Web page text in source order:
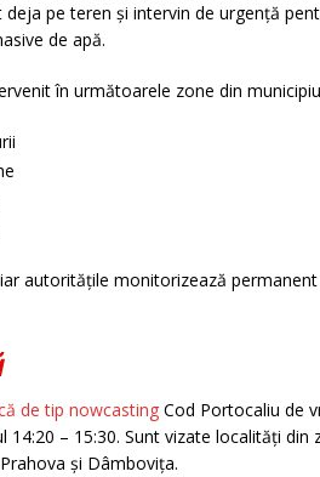
deja pe teren și intervin de urgență
de apă.
în următoarele zone din
autoritățile monitorizează
de tip nowcastingCod Portocaliu de
14:20 – 15:30. Sunt vizate localități din
și Dâmbovița.